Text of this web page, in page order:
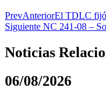
PrevAnteriorEl TDLC fijó
Siguiente NC 241-08 –
Noticias
06/08/2026